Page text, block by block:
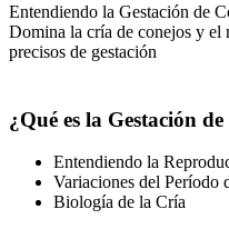
Entendiendo la Gestación de
Domina la cría de conejos y el
precisos de gestación
¿Qué es la Gestación
Entendiendo la
Variaciones del Período
Biología de la Cría